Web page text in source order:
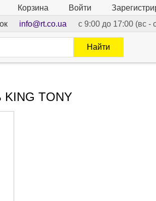
Корзина Войти
info@rt.co.ua с 9:00 до 17:00 (вс -
Найти
KING TONY